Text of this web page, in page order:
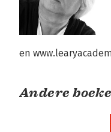
en
Andere